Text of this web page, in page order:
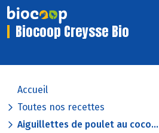
Biocoop Creysse Bio
Accueil
Toutes nos recettes
Aiguillettes de poulet au coco...